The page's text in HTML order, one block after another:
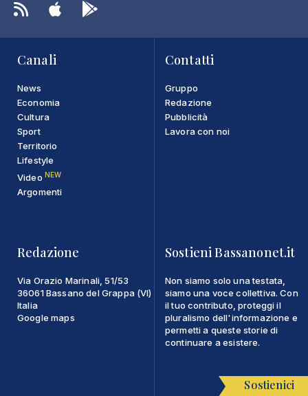
Canali
News
Economia
Cultura
Sport
Territorio
Lifestyle
Video NEW
Argomenti
Contatti
Gruppo
Redazione
Pubblicità
Lavora con noi
Redazione
Via Orazio Marinali, 51/53
36061 Bassano del Grappa (VI)
Italia
Google maps
Sostieni Bassanonet.it
Non siamo solo una testata,
siamo una voce collettiva. Con
il tuo contributo, proteggi il
pluralismo dell'informazione e
permetti a queste storie di
continuare a esistere.
Sostienici